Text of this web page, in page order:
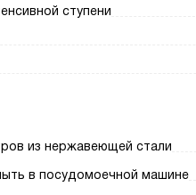
ступени
из нержавеющей стали
в посудомоечной машине